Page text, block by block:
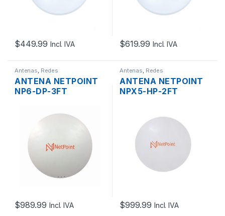
$449.99 Incl. IVA $619.99 Incl. IVA
Antenas Redes
ANTENA NETPOINT
NP6-DP-3FT
2×2 2XN HEMBRA
32DBI 5.9-7.2GHZ
$989.99 Incl. IVA
Antenas Redes
ANTENA NETPOINT
NPX5-HP-2FT
BLINDADA 30DBI 4.9-
6.4GHZ PTP
$999.99 Incl. IVA